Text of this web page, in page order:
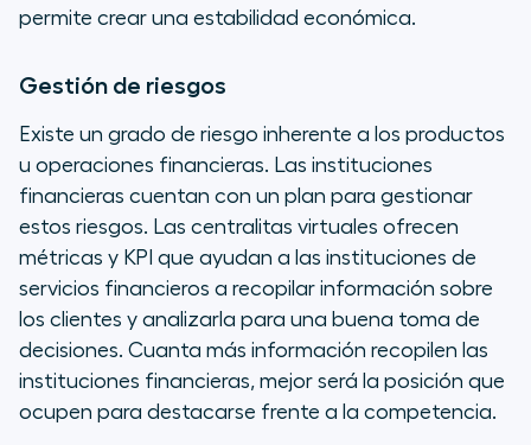
permite crear una estabilidad económica.
Gestión de riesgos
Existe un grado de riesgo inherente a los productos
u operaciones financieras. Las instituciones
financieras cuentan con un plan para gestionar
estos riesgos. Las centralitas virtuales ofrecen
métricas y KPI que ayudan a las instituciones de
servicios financieros a recopilar información sobre
los clientes y analizarla para una buena toma de
decisiones. Cuanta más información recopilen las
instituciones financieras, mejor será la posición que
ocupen para destacarse frente a la competencia.